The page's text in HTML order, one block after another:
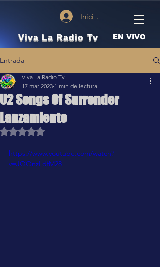
Iniciar sesión
Viva La Radio Tv EN VIVO
Entrada
U2 Songs Of Surrender
Lanzamiento
Viva La Radio Tv
17 mar 2023 1 min de lectura
Obtuvo NaN de 5 estrellas.
https://www.youtube.com/watch?
v=JQOnzLdfM28